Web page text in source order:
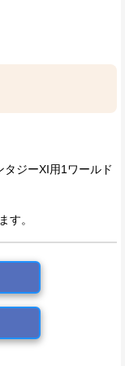
ジーXI用1ワールド
す。